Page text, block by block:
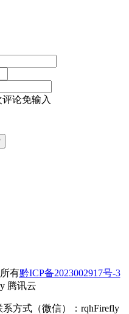
论免输入
有黔ICP备2023002917号-3
腾讯云
方式（微信）：rqhFirefly